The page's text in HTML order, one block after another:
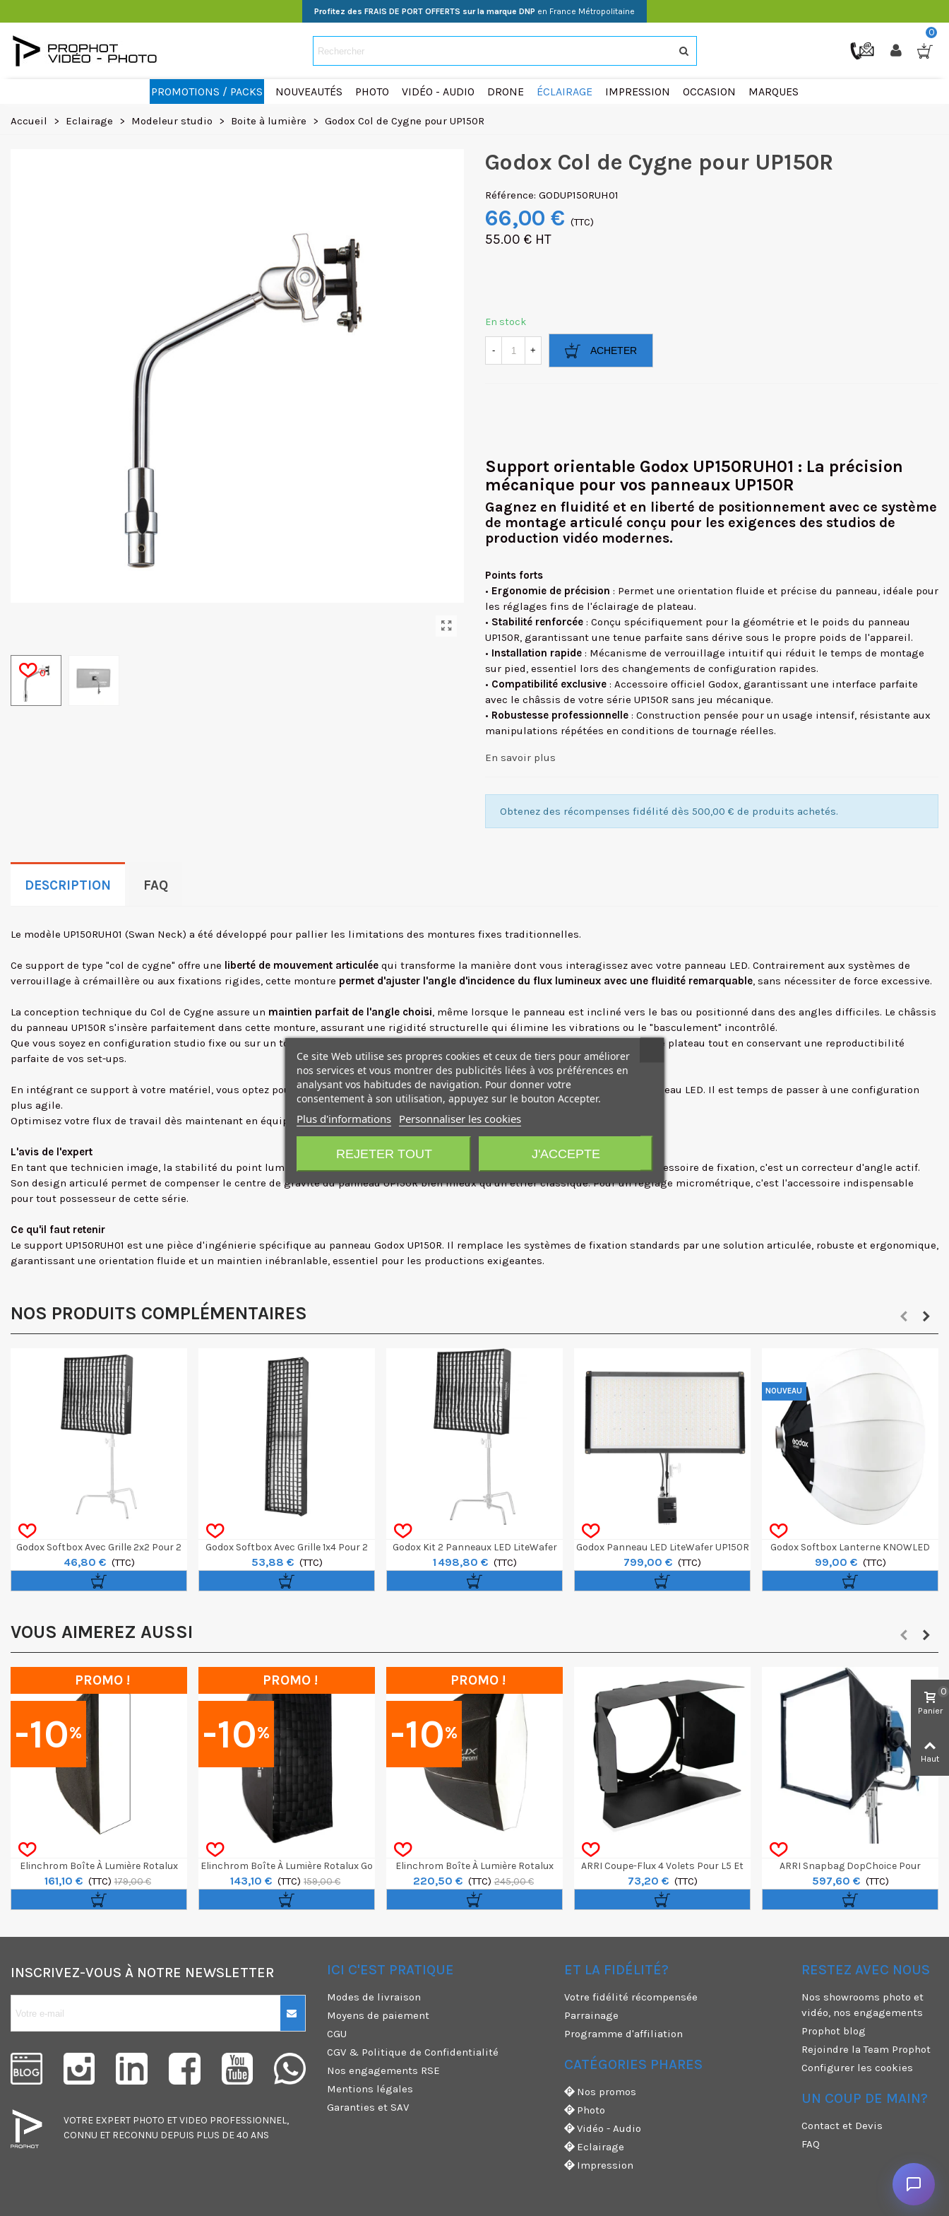
Profitez des FRAIS DE PORT OFFERTS sur la marque DNP en France Métropolitaine
0
PROMOTIONS / PACKS NOUVEAUTÉS PHOTO VIDÉO - AUDIO DRONE ÉCLAIRAGE IMPRESSION OCCASION MARQUES
Accueil > Eclairage > Modeleur studio > Boite à lumière > Godox Col de Cygne pour UP150R
0
Godox Col de Cygne pour UP150R
Référence: GODUP150RUH01
66,00 € (TTC)
55.00 € HT
En stock
- + ACHETER
Support orientable Godox UP150RUH01 : La précision
mécanique pour vos panneaux UP150R
Gagnez en fluidité et en liberté de positionnement avec ce système
de montage articulé conçu pour les exigences des studios de
production vidéo modernes.
Points forts
• Ergonomie de précision : Permet une orientation fluide et précise du panneau, idéale pour
les réglages fins de l'éclairage de plateau.
• Stabilité renforcée : Conçu spécifiquement pour la géométrie et le poids du panneau
UP150R, garantissant une tenue parfaite sans dérive sous le propre poids de l'appareil.
• Installation rapide : Mécanisme de verrouillage intuitif qui réduit le temps de montage
sur pied, essentiel lors des changements de configuration rapides.
• Compatibilité exclusive : Accessoire officiel Godox, garantissant une interface parfaite
avec le châssis de votre série UP150R sans jeu mécanique.
• Robustesse professionnelle : Construction pensée pour un usage intensif, résistante aux
manipulations répétées en conditions de tournage réelles.
En savoir plus
Obtenez des récompenses fidélité dès 500,00 € de produits achetés.
DESCRIPTION FAQ
Le modèle UP150RUH01 (Swan Neck) a été développé pour pallier les limitations des montures fixes traditionnelles.
Ce support de type "col de cygne" offre une liberté de mouvement articulée qui transforme la manière dont vous interagissez avec votre panneau LED. Contrairement aux systèmes de
verrouillage à crémaillère ou aux fixations rigides, cette monture permet d'ajuster l'angle d'incidence du flux lumineux avec une fluidité remarquable, sans nécessiter de force excessive.
La conception technique du Col de Cygne assure un maintien parfait de l'angle choisi, même lorsque le panneau est incliné vers le bas ou positionné dans des angles difficiles. Le châssis
du panneau UP150R s'insère parfaitement dans cette monture, assurant une rigidité structurelle qui élimine les vibrations ou le "basculement" incontrôlé.
Que vous soyez en configuration studio fixe ou sur un tournage mobile, ce support vous permet de gagner un temps précieux sur le plateau tout en conservant une reproductibilité
parfaite de vos set-ups.
En intégrant ce support à votre matériel, vous optez pour la fiabilité Godox et sécurisez l'investissement que représente votre panneau LED. Il est temps de passer à une configuration
plus agile.
Optimisez votre flux de travail dès maintenant en équipant vos panneaux de la monture dédiée.
L'avis de l'expert
En tant que technicien image, la stabilité du point lumineux est non négociable. Le support UP150RUH01 n'est pas qu'un simple accessoire de fixation, c'est un correcteur d'angle actif.
Son design articulé permet de compenser le centre de gravité du panneau UP150R bien mieux qu'un étrier classique. Pour un réglage micrométrique, c'est l'accessoire indispensable
pour tout possesseur de cette série.
Ce qu'il faut retenir
Le support UP150RUH01 est une pièce d'ingénierie spécifique au panneau Godox UP150R. Il remplace les systèmes de fixation standards par une solution articulée, robuste et ergonomique,
garantissant une orientation fluide et un maintien inébranlable, essentiel pour les productions exigeantes.
NOS PRODUITS COMPLÉMENTAIRES
Godox Softbox Avec Grille 2x2 Pour 2
Panneaux LED LiteWafer UP150R
46,80 € (TTC)
Godox Softbox Avec Grille 1x4 Pour 2
Panneaux LED LiteWafer UP150R
53,88 € (TTC)
Godox Kit 2 Panneaux LED LiteWafer
UP150R Ultra-Slim
1 498,80 € (TTC)
Godox Panneau LED LiteWafer UP150R
Ultra-Slim
799,00 € (TTC)
NOUVEAU
Godox Softbox Lanterne KNOWLED
CS85D - 85cm
99,00 € (TTC)
VOUS AIMEREZ AUSSI
-10%
PROMO !
Elinchrom Boîte À Lumière Rotalux
Squarebox 70cm
161,10 € (TTC) 179,00 €
-10%
PROMO !
Elinchrom Boîte À Lumière Rotalux Go
Recta
143,10 € (TTC) 159,00 €
-10%
PROMO !
Elinchrom Boîte À Lumière Rotalux
Octabox Deep 70cm
220,50 € (TTC) 245,00 €
ARRI Coupe-Flux 4 Volets Pour L5 Et
Orbiter 30° 60°
73,20 € (TTC)
ARRI Snapbag DopChoice Pour
Skypanel X21
597,60 € (TTC)
INSCRIVEZ-VOUS À NOTRE NEWSLETTER
VOTRE EXPERT PHOTO ETVIDEO PROFESSIONNEL,
CONNU ET RECONNU DEPUIS PLUS DE 40 ANS
ICI C'EST PRATIQUE
Modes de livraison
Moyens de paiement
CGU
CGV & Politique de Confidentialité
Nos engagements RSE
Mentions légales
Garanties et SAV
ET LA FIDÉLITÉ?
Votre fidélité récompensée
Parrainage
Programme d'affiliation
CATÉGORIES PHARES
Nos promos
Photo
Vidéo - Audio
Eclairage
Impression
RESTEZ AVEC NOUS
Nos showrooms photo et
vidéo, nos engagements
Prophot blog
Rejoindre la Team Prophot
Configurer les cookies
UN COUP DE MAIN?
Contact et Devis
FAQ
Ce site Web utilise ses propres cookies et ceux de tiers pour améliorer
nos services et vous montrer des publicités liées à vos préférences en
analysant vos habitudes de navigation. Pour donner votre
consentement à son utilisation, appuyez sur le bouton Accepter.
Plus d'informations Personnaliser les cookies
REJETER TOUT J'ACCEPTE
Panier
0
Haut
10€ OFFERTS sur
votre premier
achat !
Consultez notre politique de
confidentialité.